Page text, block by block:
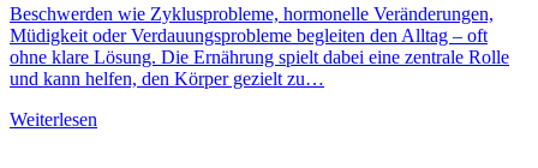
Beschwerden wie Zyklusprobleme, hormonelle Veränderungen,
Müdigkeit oder Verdauungsprobleme begleiten den Alltag – oft
ohne klare Lösung. Die Ernährung spielt dabei eine zentrale Rolle
und kann helfen, den Körper gezielt zu…
Weiterlesen